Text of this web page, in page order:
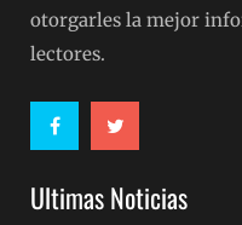
otorgarles la mejor
lectores.
Ultimas Noticias